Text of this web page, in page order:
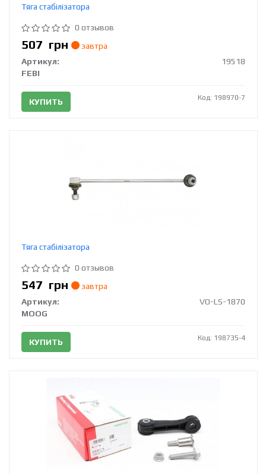
Тяга стабілізатора
0 отзывов
507 грн
завтра
Артикул:
19518
FEBI
КУПИТЬ Код: 198970-7
Тяга стабілізатора
0 отзывов
547 грн
завтра
Артикул:
VO-LS-1870
MOOG
КУПИТЬ Код: 198735-4